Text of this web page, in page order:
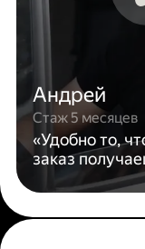
Андрей
Стаж 5 месяцев
«Удобно то,
заказ